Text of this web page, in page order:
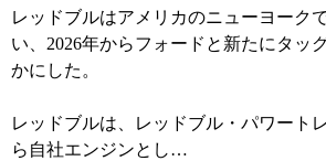
レッドブルはアメリカのニューヨーク
い、2026年からフォードと新たにタッ
かにした。
レッドブルは、レッドブル・パワート
ら自社エンジンとし…